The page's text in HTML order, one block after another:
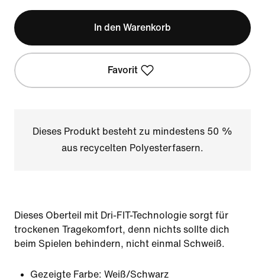
In den Warenkorb
Favorit
Dieses Produkt besteht zu mindestens 50 %
aus recycelten Polyesterfasern.
Dieses Oberteil mit Dri-FIT-Technologie sorgt für
trockenen Tragekomfort, denn nichts sollte dich
beim Spielen behindern, nicht einmal Schweiß.
Gezeigte Farbe: Weiß/Schwarz